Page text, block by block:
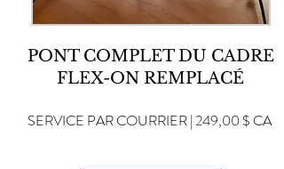
PONT COMPLET DU CADRE
FLEX-ON REMPLACÉ
SERVICE PAR COURRIER | 249,00 $ CA